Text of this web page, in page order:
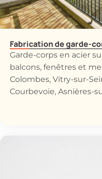
Fabrication de garde-
Garde-corps en acier
balcons, fenêtres et
Colombes, Vitry-sur-
Courbevoie, Asnières-